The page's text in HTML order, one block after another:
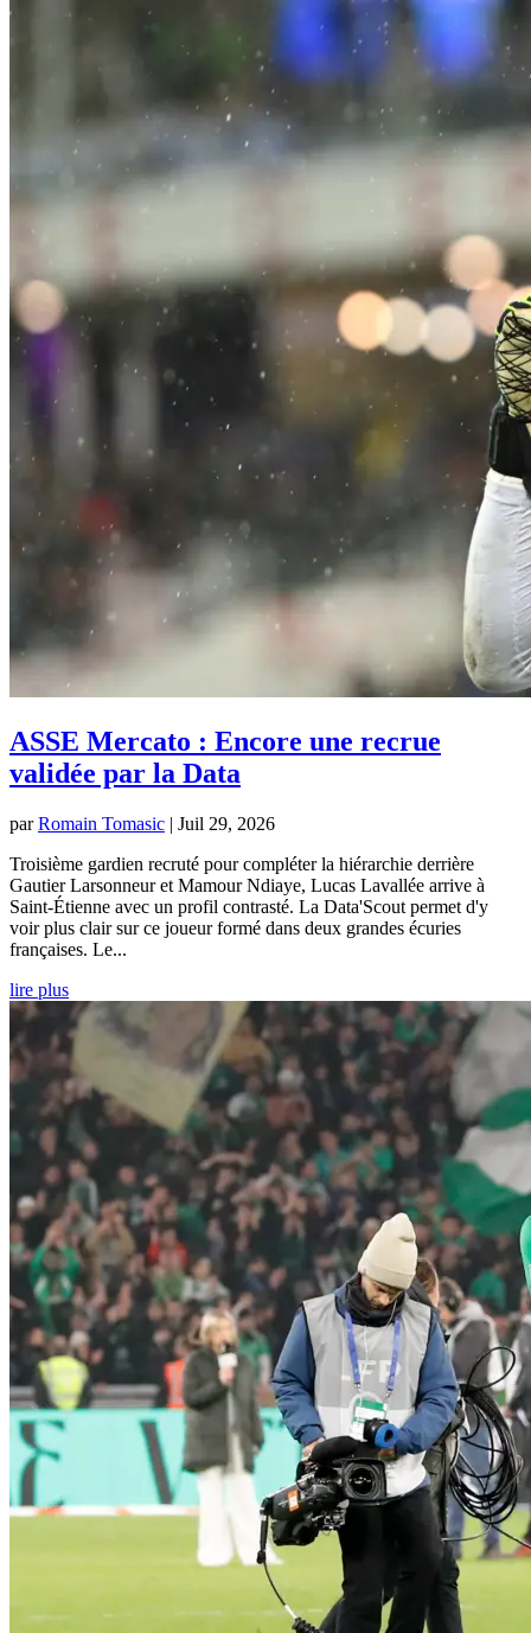
ASSE Mercato : Encore une recrue
validée par la Data
parRomain Tomasic | Juil 29, 2026
Troisième gardien recruté pour compléter la hiérarchie derrière
Gautier Larsonneur et Mamour Ndiaye, Lucas Lavallée arrive à
Saint-Étienne avec un profil contrasté. La Data'Scout permet d'y
voir plus clair sur ce joueur formé dans deux grandes écuries
françaises. Le...
lire plus